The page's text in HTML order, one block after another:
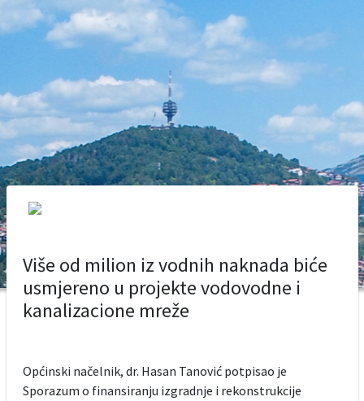
Više od milion iz vodnih naknada biće
usmjereno u projekte vodovodne i
kanalizacione mreže
Općinski načelnik, dr. Hasan Tanović potpisao je
Sporazum o finansiranju izgradnje i rekonstrukcije